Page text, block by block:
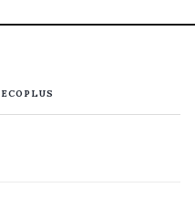
ECOPLUS